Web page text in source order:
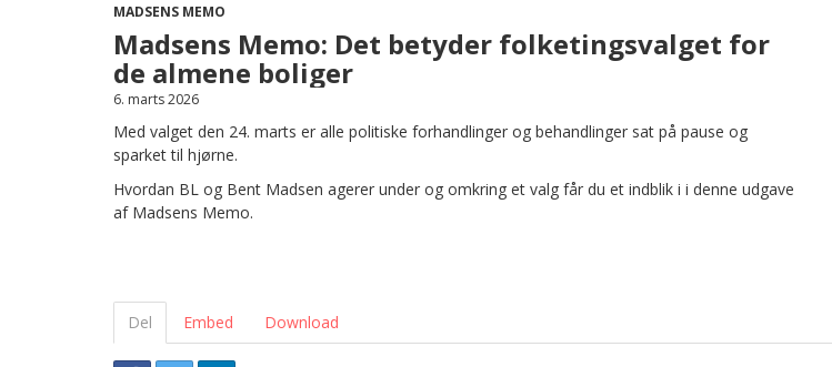
MADSENS MEMO
Madsens Memo: Det betyder folketingsvalget for
de almene boliger
6. marts 2026
Med valget den 24. marts er alle politiske forhandlinger og behandlinger sat på pause og
sparket til hjørne.
Hvordan BL og Bent Madsen agerer under og omkring et valg får du et indblik i i denne udgave
af Madsens Memo.
Del Embed Download